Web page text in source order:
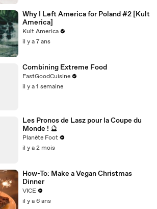
Why I Left America for Poland #2 [Kult
America]
Kult America
il y a 7 ans
Combining Extreme Food
FastGoodCuisine
il y a 1 semaine
Les Pronos de Lasz pour la Coupe du
Monde ! 🔮
Planète Foot
il y a 2 mois
How-To: Make a Vegan Christmas
Dinner
VICE
il y a 6 ans